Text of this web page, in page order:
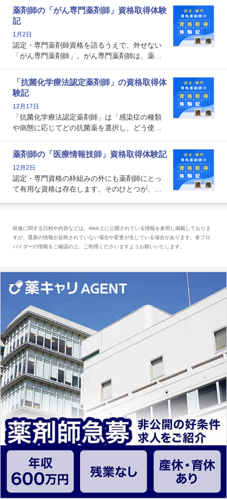
増えているのではないでしょうか。今回はそん
な救急認定薬剤師の取得体験記をご紹介しま
す。
薬剤師の「がん専門薬剤師」資格取得体験
記
1月2日
認定・専門薬剤師資格を語るうえで、外せない
「がん専門薬剤師」。がん専門薬剤師は、薬剤
関する資格として、2009年に発足しました。薬
剤師の専門性を活かして高度化するがん医療に
貢献する姿は、今も病院薬剤師にとって一目置
かれる存在です。
「抗菌化学療法認定薬剤師」の資格取得体
験記
12月17日
「抗菌化学療法認定薬剤師」は「感染症の種類
や病態に応じてどの抗菌薬を選択し、どう使っ
る薬剤師です。現在、感染防止対策加算の施設
基準に専任の薬剤師配置が挙げられており、今
後は感染症領域で薬剤師に、より多くの役割が
求められる可能性もあります。
薬剤師の「医療情報技師」資格取得体験記
12月2日
認定・専門資格の枠組みの外にも薬剤師にとっ
て有用な資格は存在します。そのひとつが、
とは、病院薬剤師を中心に大きな武器になりま
す。
研修に関する日程や内容などは、Web上に公開されている情報を参照し掲載しておりま
すが、最新の情報が反映されていない場合や変更が生じている場合があります。各プロ
バイダーの情報をご確認の上、ご利用くださいますようお願いいたします。